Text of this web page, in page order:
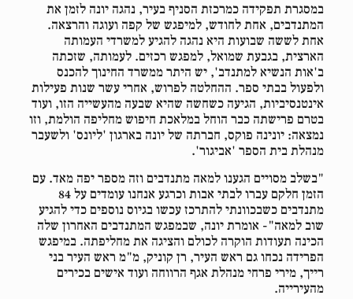
במסגרת תפקידה כמרכזת הסניף בעיר, נהגה יונה לזמן את
המתנדבים, אחת לחודש, למיפגש של קפה ועוגה והרצאה.
אחת לששה שבועות היא נהגה להגיע למשרדי העמותה
הארצית, בגבעת שמואל, למפגש רכזים. לעמותה, שזכתה
ב'אות הנשיא למתנדב', יש היתר ממשרד החינוך להכנס
ולפעול בבתי ספר. ההחלטה לפרוש, אחרי עשר שנות פעילות
אינטנסיביות, הגיעה כשחשה שהיא שבעה מהעשייה הזו, ועוד
בטרם פרישתה כבר הוחל במלאכת חיפוש מחליפה הולמת, וזו
נמצאה: יונינה פוקס, חברתה של יונה בארגון 'ליונס' ולשעבר
מנהלת בית הספר 'אביגור'.
"בשלב מסויים הגענו למאה מתנדבים וזה מספר יפה מאד. עם
הזמן חלקם עברו לבתי אבות וכרגע אנחנו עומדים על 84
מתנדבים כשבכוונתי להתרכז עכשו בגיוס נוספים כדי להגיע
שוב למאה"- אומרת יונה, שבמפגש המתנדבים האחרון שלה
הכינה תעודות הוקרה לכולם והציגה את מחליפתה. במיפגש
הפרידה נכחו גם ראש העיר, רן קוניק, מ"מ ראש העיר בני
רייך, מירי פרחי מנהלת אגף הרווחה ועוד אישים בכירים
מהעירייה.